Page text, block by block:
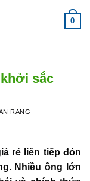
0
sắc
RANG
rẻ liên tiếp đón
Nhiều ông lớn